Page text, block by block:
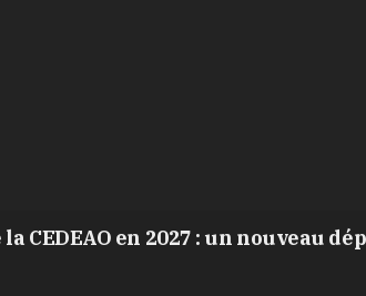
la CEDEAO en 2027 : un nouveau